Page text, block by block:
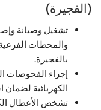
(الفجيرة)
تشغيل وصيانة
والمحطات
بالفجيرة.
إجراء الفحوصات
الكهربائية لضمان
تشخص الأعطال